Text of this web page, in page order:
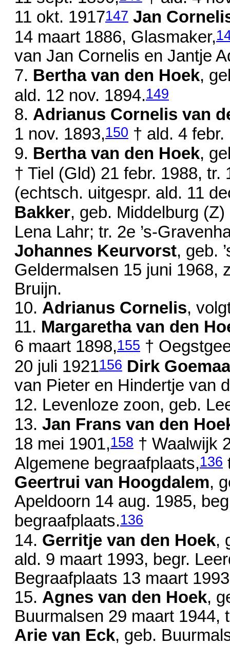
11 okt. 1917147 Jan
14 maart 1886, Glasmaker,
van Jan Cornelis en Jantje
7. Bertha van den Hoek,
ald. 12 nov. 1894.149
8. Adrianus Cornelis van
1 nov. 1893,150 † ald. 4 febr.
9. Bertha van den Hoek,
† Tiel (Gld) 21 febr. 1988, tr.
(echtsch. uitgespr. ald. 11
Bakker, geb. Middelburg (Z)
Lena Lahr; tr. 2e ’s-
Johannes Keurvorst, geb.
Geldermalsen 15 juni 1968,
Bruijn.
10. Adrianus Cornelis,
11. Margaretha van den
6 maart 1898,155 †
20 juli 1921156 Dirk
van Pieter en Hindertje van
12. Levenloze zoon, geb.
13. Jan Frans van den
18 mei 1901,158 † Waalwijk
Algemene begraafplaats,136
Geertrui van Hoogdalem,
Apeldoorn 14 aug. 1985,
begraafplaats.136
14. Gerritje van den Hoek,
ald. 9 maart 1993, begr.
Begraafplaats 13 maart 1993
15. Agnes van den Hoek,
Buurmalsen 29 maart 1944,
Arie van Eck, geb.